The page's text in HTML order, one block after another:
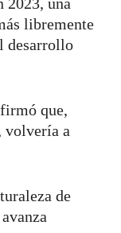
libremente
desarrollo
que,
volvería a
de